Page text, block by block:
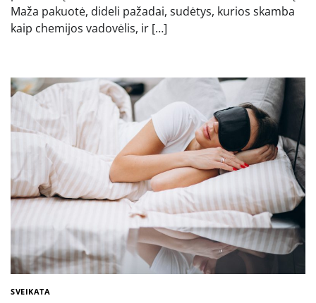
Maža pakuotė, dideli pažadai, sudėtys, kurios skamba
kaip chemijos vadovėlis, ir […]
SVEIKATA